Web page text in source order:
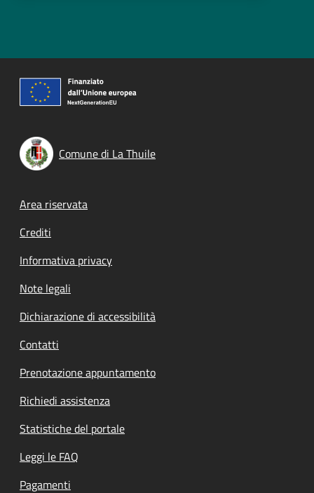
Comune di La Thuile
Footer menu
Area riservata
Crediti
Informativa privacy
Note legali
Dichiarazione di accessibilità
Contatti
Prenotazione appuntamento
Richiedi assistenza
Statistiche del portale
Leggi le FAQ
Pagamenti